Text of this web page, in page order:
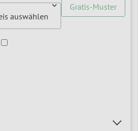
Gratis-Muster